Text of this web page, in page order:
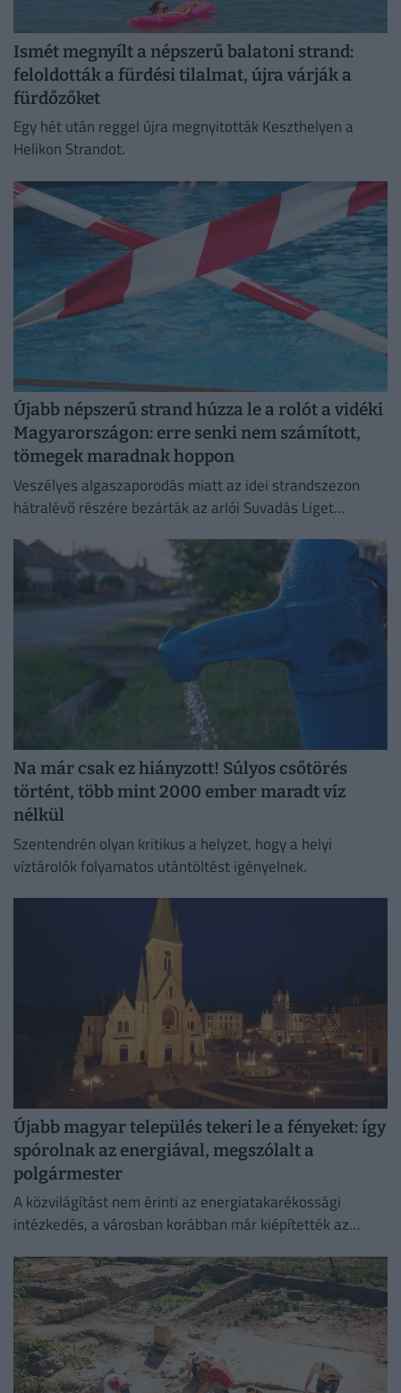
Ismét megnyílt a népszerű balatoni strand:
feloldották a fürdési tilalmat, újra várják a
fürdőzőket
Egy hét után reggel újra megnyitották Keszthelyen a
Helikon Strandot.
Újabb népszerű strand húzza le a rolót a vidéki
Magyarországon: erre senki nem számított,
tömegek maradnak hoppon
Veszélyes algaszaporodás miatt az idei strandszezon
hátralévő részére bezárták az arlói Suvadás Liget
Na már csak ez hiányzott! Súlyos csőtörés
történt, több mint 2000 ember maradt víz
nélkül
Szentendrén olyan kritikus a helyzet, hogy a helyi
víztárolók folyamatos utántöltést igényelnek.
Újabb magyar település tekeri le a fényeket: így
spórolnak az energiával, megszólalt a
polgármester
A közvilágítást nem érinti az energiatakarékossági
intézkedés, a városban korábban már kiépítették az